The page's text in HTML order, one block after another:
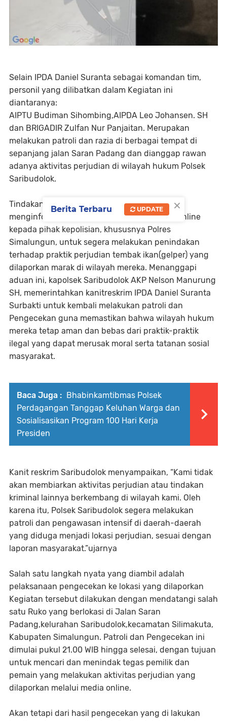
Selain IPDA Daniel Suranta sebagai komandan tim,
personil yang dilibatkan dalam Kegiatan ini
diantaranya:
AIPTU Budiman Sihombing,AIPDA Leo Johansen. SH
dan BRIGADIR Zulfan Nur Panjaitan. Merupakan
melakukan patroli dan razia di berbagai tempat di
sepanjang jalan Saran Padang dan dianggap rawan
adanya aktivitas perjudian di wilayah hukum Polsek
Saribudolok.
Tindakan ini diambil setelah masyarakat
menginformasikan melalui salah satu Media online
kepada pihak kepolisian, khususnya Polres
Simalungun, untuk segera melakukan penindakan
terhadap praktik perjudian tembak ikan(gelper) yang
dilaporkan marak di wilayah mereka. Menanggapi
aduan ini, kapolsek Saribudolok AKP Nelson Manurung
SH, memerintahkan kanitreskrim IPDA Daniel Suranta
Surbakti untuk kembali melakukan patroli dan
Pengecekan guna memastikan bahwa wilayah hukum
mereka tetap aman dan bebas dari praktik-praktik
ilegal yang dapat merusak moral serta tatanan sosial
masyarakat.
Baca Juga :
Bhabinkamtibmas Polsek
Perdagangan Tanggap Keluhan Warga dan
Sosialisasikan Program 100 Hari Kerja
Presiden
Kanit reskrim Saribudolok menyampaikan, “Kami tidak
akan membiarkan aktivitas perjudian atau tindakan
kriminal lainnya berkembang di wilayah kami. Oleh
karena itu, Polsek Saribudolok segera melakukan
patroli dan pengawasan intensif di daerah-daerah
yang diduga menjadi lokasi perjudian, sesuai dengan
laporan masyarakat.”ujarnya
Salah satu langkah nyata yang diambil adalah
pelaksanaan pengecekan ke lokasi yang dilaporkan
Kegiatan tersebut dilakukan dengan mendatangi salah
satu Ruko yang berlokasi di Jalan Saran
Padang,kelurahan Saribudolok,kecamatan Silimakuta,
Kabupaten Simalungun. Patroli dan Pengecekan ini
dimulai pukul 21.00 WIB hingga selesai, dengan tujuan
untuk mencari dan menindak tegas pemilik dan
pemain yang melakukan aktivitas perjudian yang
dilaporkan melalui media online.
Akan tetapi dari hasil pengecekan yang di lakukan
×
Berita Terbaru UPDATE